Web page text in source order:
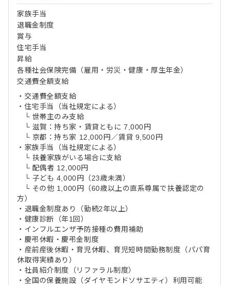
家族手当
退職金制度
賞与
住宅手当
昇給
各種社会保険完備（雇用・労災・健康・厚生年金）
交通費全額支給
・交通費全額支給
・住宅手当（当社規定による）
└ 世帯主のみ支給
└ 滋賀：持ち家・賃貸ともに 7,000円
└ 京都：持ち家 12,000円／賃貸 9,500円
・家族手当（当社規定による）
└ 扶養家族がいる場合に支給
└ 配偶者 12,000円
└ 子ども 4,000円（23歳未満）
└ その他 1,000円（60歳以上の直系尊属で扶養認定の
方）
・退職金制度あり（勤続2年以上）
・健康診断（年1回）
・インフルエンザ予防接種の費用補助
・慶弔休暇・慶弔金制度
・産前産後休暇・育児休暇、育児短時間勤務制度（パパ育
休取得実績あり）
・社員紹介制度（リファラル制度）
・全国の保養施設（ダイヤモンドソサエティ）利用可能